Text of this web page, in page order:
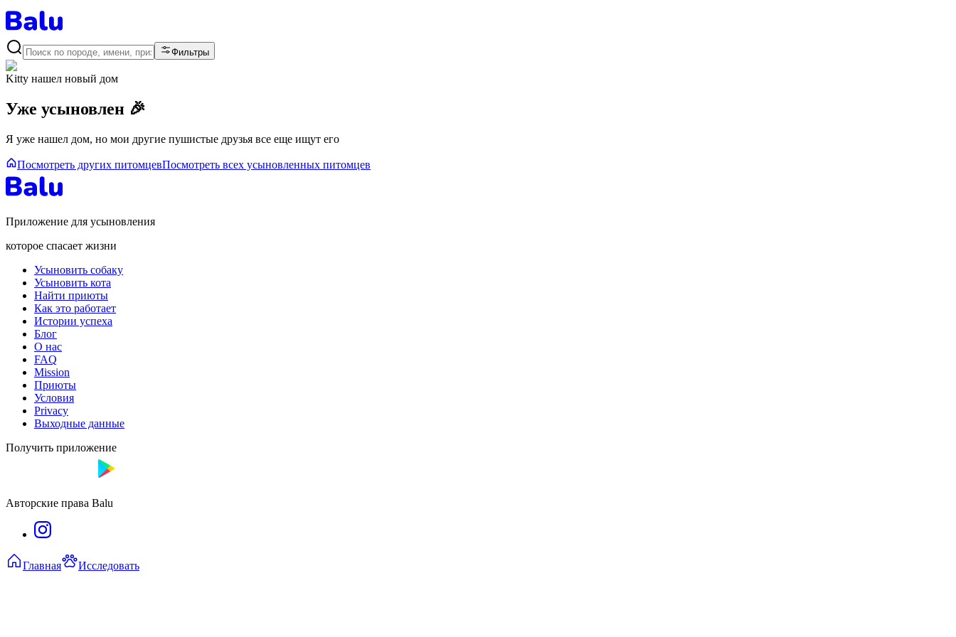
Фильтры
Kitty нашел новый дом
Уже усыновлен 🎉
Я уже нашел дом, но мои другие пушистые друзья все еще ищут его
Посмотреть других питомцевПосмотреть всех усыновленных питомцев
Приложение для усыновления
которое спасает жизни
Усыновить собаку
Усыновить кота
Найти приюты
Как это работает
Истории успеха
Блог
О нас
FAQ
Mission
Приюты
Условия
Privacy
Выходные данные
Получить приложение
Авторские права Balu
Главная Исследовать